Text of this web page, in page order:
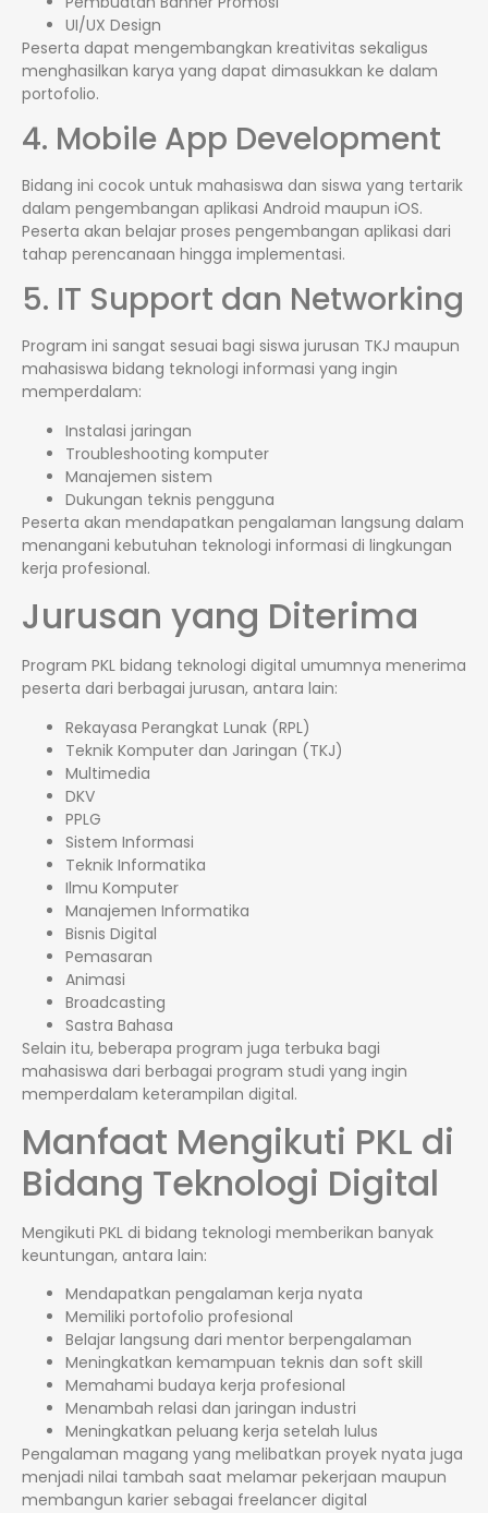
UI/UX Design
Peserta dapat mengembangkan kreativitas sekaligus
menghasilkan karya yang dapat dimasukkan ke dalam
portofolio.
4. Mobile App Development
Bidang ini cocok untuk mahasiswa dan siswa yang tertarik
dalam pengembangan aplikasi Android maupun iOS.
Peserta akan belajar proses pengembangan aplikasi dari
tahap perencanaan hingga implementasi.
5. IT Support dan Networking
Program ini sangat sesuai bagi siswa jurusan TKJ maupun
mahasiswa bidang teknologi informasi yang ingin
memperdalam:
Instalasi jaringan
Troubleshooting komputer
Manajemen sistem
Dukungan teknis pengguna
Peserta akan mendapatkan pengalaman langsung dalam
menangani kebutuhan teknologi informasi di lingkungan
kerja profesional.
Jurusan yang Diterima
Program PKL bidang teknologi digital umumnya menerima
peserta dari berbagai jurusan, antara lain:
Rekayasa Perangkat Lunak (RPL)
Teknik Komputer dan Jaringan (TKJ)
Multimedia
DKV
PPLG
Sistem Informasi
Teknik Informatika
Ilmu Komputer
Manajemen Informatika
Bisnis Digital
Pemasaran
Animasi
Broadcasting
Sastra Bahasa
Selain itu, beberapa program juga terbuka bagi
mahasiswa dari berbagai program studi yang ingin
memperdalam keterampilan digital.
Manfaat Mengikuti PKL di
Bidang Teknologi Digital
Mengikuti PKL di bidang teknologi memberikan banyak
keuntungan, antara lain:
Mendapatkan pengalaman kerja nyata
Memiliki portofolio profesional
Belajar langsung dari mentor berpengalaman
Meningkatkan kemampuan teknis dan soft skill
Memahami budaya kerja profesional
Menambah relasi dan jaringan industri
Meningkatkan peluang kerja setelah lulus
Pengalaman magang yang melibatkan proyek nyata juga
menjadi nilai tambah saat melamar pekerjaan maupun
membangun karier sebagai freelancer digital